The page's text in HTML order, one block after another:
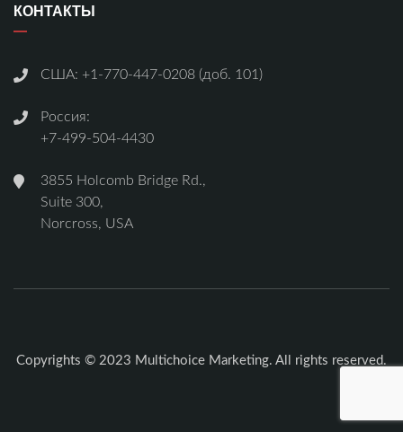
КОНТАКТЫ
США: +1-770-447-0208 (доб. 101)
Россия:
+7-499-504-4430
3855 Holcomb Bridge Rd.,
Suite 300,
Norcross, USA
Copyrights © 2023 Multichoice Marketing. All rights reserved.